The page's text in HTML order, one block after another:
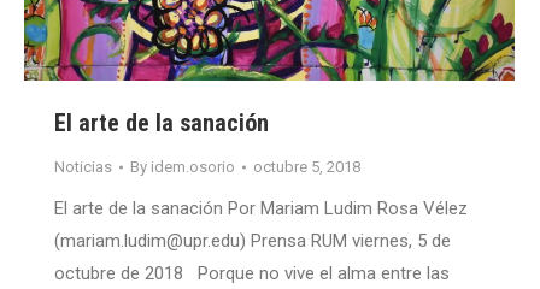
El arte de la sanación
Noticias By idem.osorio octubre 5, 2018
El arte de la sanación Por Mariam Ludim Rosa Vélez
(mariam.ludim@upr.edu) Prensa RUM viernes, 5 de
octubre de 2018 Porque no vive el alma entre las